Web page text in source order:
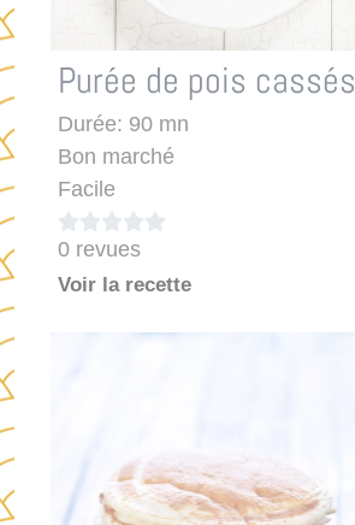
Purée de pois cassés
Durée: 90 mn
Bon marché
Facile

0 revues
Voir la recette